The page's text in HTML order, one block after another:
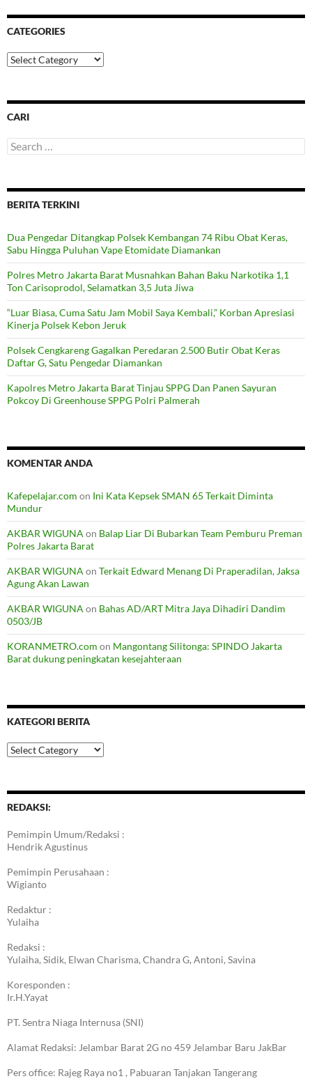
CATEGORIES
Categories
CARI
Search
for:
BERITA TERKINI
Dua Pengedar Ditangkap Polsek Kembangan 74 Ribu Obat Keras,
Sabu Hingga Puluhan Vape Etomidate Diamankan
Polres Metro Jakarta Barat Musnahkan Bahan Baku Narkotika 1,1
Ton Carisoprodol, Selamatkan 3,5 Juta Jiwa
“Luar Biasa, Cuma Satu Jam Mobil Saya Kembali,” Korban Apresiasi
Kinerja Polsek Kebon Jeruk
Polsek Cengkareng Gagalkan Peredaran 2.500 Butir Obat Keras
Daftar G, Satu Pengedar Diamankan
Kapolres Metro Jakarta Barat Tinjau SPPG Dan Panen Sayuran
Pokcoy Di Greenhouse SPPG Polri Palmerah
KOMENTAR ANDA
Kafepelajar.com on Ini Kata Kepsek SMAN 65 Terkait Diminta
Mundur
AKBAR WIGUNA on Balap Liar Di Bubarkan Team Pemburu Preman
Polres Jakarta Barat
AKBAR WIGUNA on Terkait Edward Menang Di Praperadilan, Jaksa
Agung Akan Lawan
AKBAR WIGUNA on Bahas AD/ART Mitra Jaya Dihadiri Dandim
0503/JB
KORANMETRO.com on Mangontang Silitonga: SPINDO Jakarta
Barat dukung peningkatan kesejahteraan
KATEGORI BERITA
Kategori
Berita
REDAKSI:
Pemimpin Umum/Redaksi :
Hendrik Agustinus
Pemimpin Perusahaan :
Wigianto
Redaktur :
Yulaiha
Redaksi :
Yulaiha, Sidik, Elwan Charisma, Chandra G, Antoni, Savina
Koresponden :
Ir.H.Yayat
PT. Sentra Niaga Internusa (SNI)
Alamat Redaksi: Jelambar Barat 2G no 459 Jelambar Baru JakBar
Pers office: Rajeg Raya no1 , Pabuaran Tanjakan Tangerang